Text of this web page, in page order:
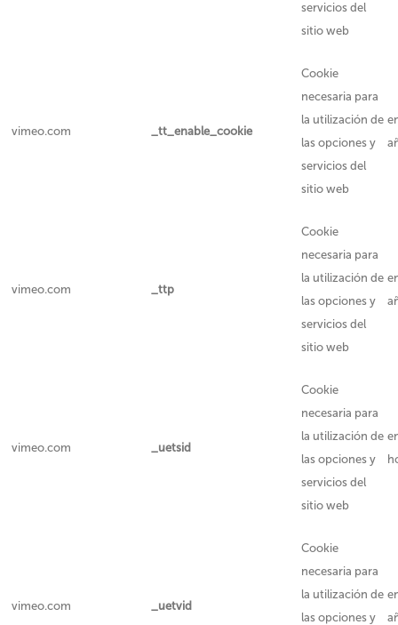
servicios del
sitio web
vimeo.com _tt_enable_cookie
Cookie
necesaria para
la utilización de
las opciones y
servicios del
sitio web
vimeo.com _ttp
Cookie
necesaria para
la utilización de
las opciones y
servicios del
sitio web
vimeo.com _uetsid
Cookie
necesaria para
la utilización de
las opciones y
servicios del
sitio web
vimeo.com _uetvid
Cookie
necesaria para
la utilización de
las opciones y